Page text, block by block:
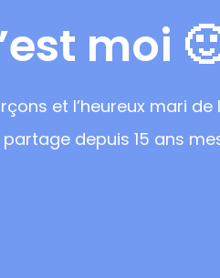
moi
et l’heureux mari de
depuis 15 ans